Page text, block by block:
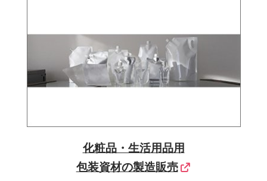
化粧品・生活用品用
包装資材の製造販売